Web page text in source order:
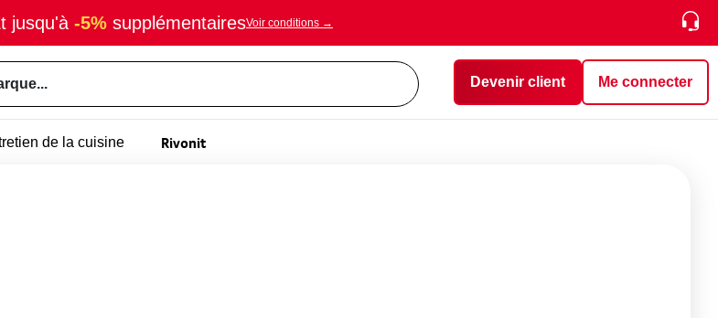
jusqu'à -5% supplémentairesVoir conditions →
Devenir client Me connecter
de la cuisine Rivonit